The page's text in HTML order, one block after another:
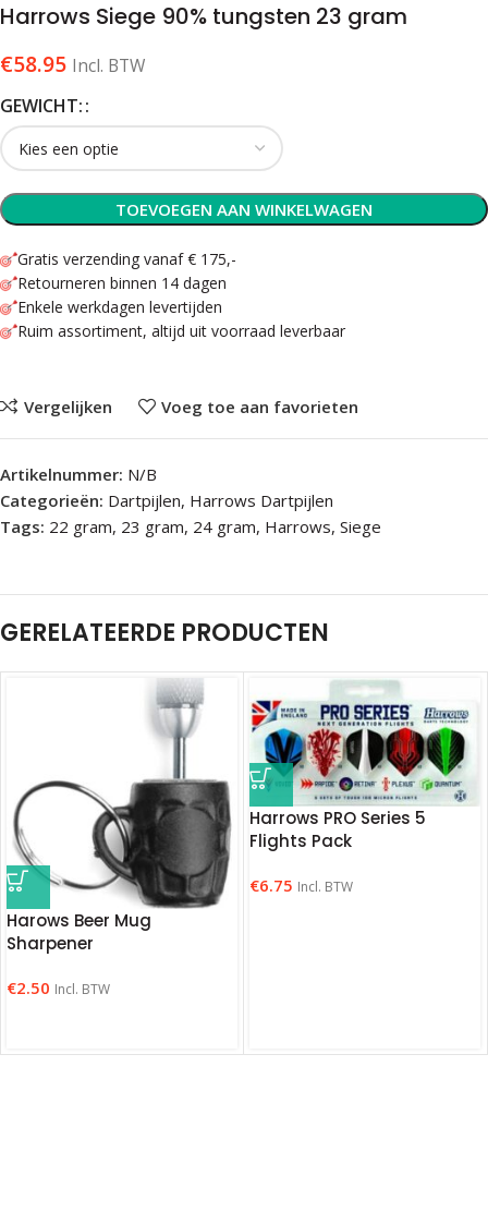
Harrows Siege 90% tungsten 23 gram
€58.95 Incl. BTW
GEWICHT:
TOEVOEGEN AAN WINKELWAGEN
Gratis verzending vanaf € 175,-
Retourneren binnen 14 dagen
Enkele werkdagen levertijden
Ruim assortiment, altijd uit voorraad leverbaar
Vergelijken Voeg toe aan favorieten
Artikelnummer: N/B
Categorieën: Dartpijlen, Harrows Dartpijlen
Tags: 22 gram, 23 gram, 24 gram, Harrows, Siege
GERELATEERDE PRODUCTEN
Harows Beer Mug
Sharpener
€2.50 Incl. BTW
Harrows PRO Series 5
Flights Pack
€6.75 Incl. BTW